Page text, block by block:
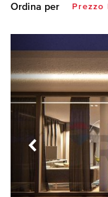
Ordina per